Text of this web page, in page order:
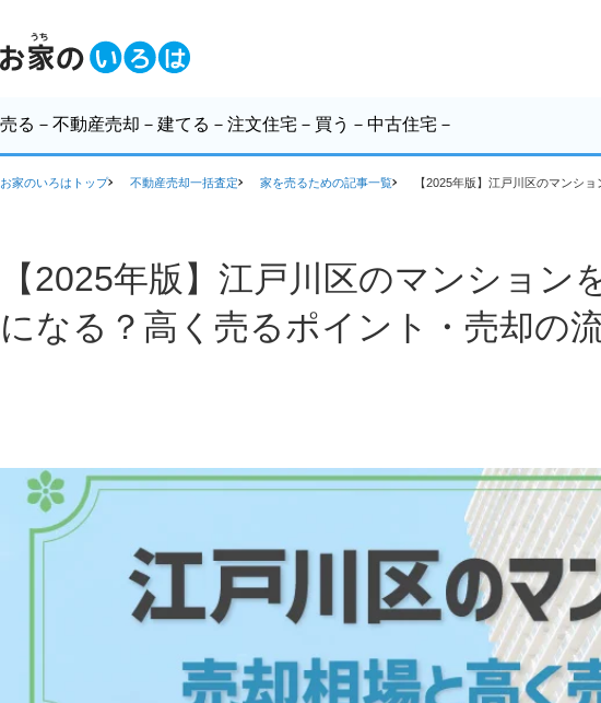
売る －不動産売却－ 建てる －注文住宅－ 買う －中古住宅－
お家のいろはトップ 不動産売却一括査定 家を売るための記事一覧 【2025年版】江戸川区のマンシ
【2025年版】江戸川区のマンション
になる？高く売るポイント・売却の